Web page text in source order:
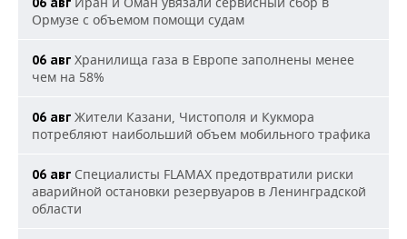
Ормузе с объемом помощи судам
06 авг Хранилища газа в Европе заполнены менее
чем на 58%
06 авг Жители Казани, Чистополя и Кукмора
потребляют наибольший объем мобильного трафика
06 авг Специалисты FLAMAX предотвратили риски
аварийной остановки резервуаров в Ленинградской
области